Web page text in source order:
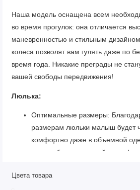
Наша модель оснащена всем
во время прогулок: она отличается
маневренностью и стильным
колеса позволят вам гулять даже по
время года. Никакие преграды не
вашей свободы передвижения!
Люлька:
Оптимальные размеры:
размерам люльки малыш будет
комфортно даже в объемной
ему свободу движений и
ветрозащитный отворот на
Цвета товара